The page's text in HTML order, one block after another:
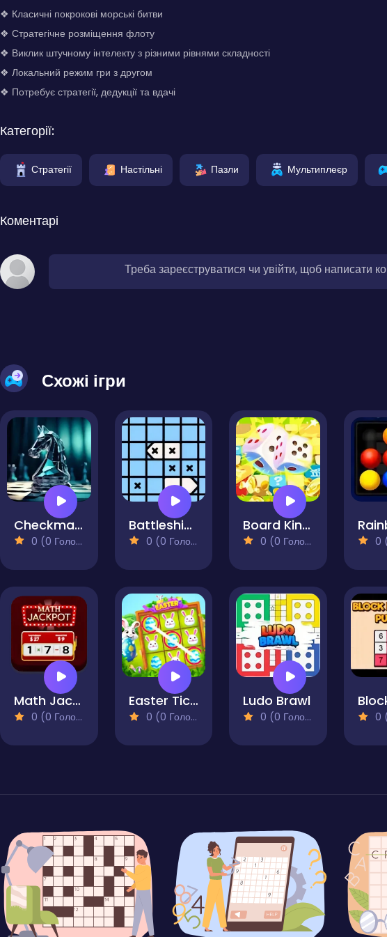
❖ Класичні покрокові морські битви
❖ Стратегічне розміщення флоту
❖ Виклик штучному інтелекту з різними рівнями складності
❖ Локальний режим гри з другом
❖ Потребує стратегії, дедукції та вдачі
Категорії:
Стратегії Настільні Пазли Мультиплеєр
Коментарі
Треба зареєструватися чи увійти, щоб написати
Схожі ігри
Checkmate
0 (0 Голосів)
Battleship on Cells
0 (0 Голосів)
Board Kings Board Dice
0 (0 Голосів) 0
Math Jackpot
0 (0 Голосів)
Easter Tic Tak Toe
0 (0 Голосів)
Ludo Brawl
0 (0 Голосів) 0